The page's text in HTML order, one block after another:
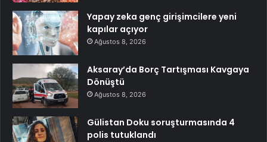
Yapay zeka genç girişimcilere yeni
kapılar açıyor
Ağustos 8, 2026
Aksaray’da Borç Tartışması Kavgaya
Dönüştü
Ağustos 8, 2026
Gülistan Doku soruşturmasında 4
polis tutuklandı